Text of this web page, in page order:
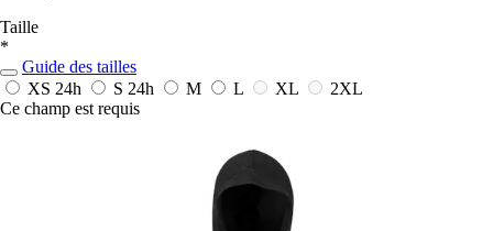
Taille
*
Guide des tailles
XS 24h S 24h M L XL
2XL
Ce champ est requis